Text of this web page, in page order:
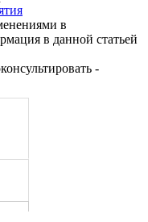
в
в данной статьей
-